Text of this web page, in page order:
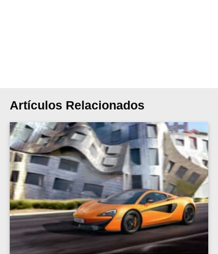
Artículos Relacionados